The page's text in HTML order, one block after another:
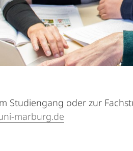
Studiengang oder zur
marburg.de